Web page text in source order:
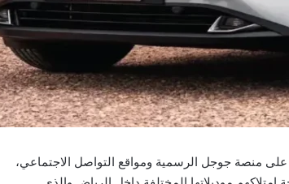
منصة جوجل الرسمية ومواقع التواصل الاجتماعي،